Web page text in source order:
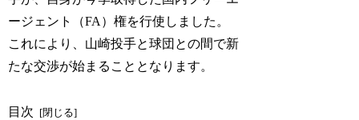
ージェント（FA）権を行使しました。
これにより、山崎投手と球団との間で新
たな交渉が始まることとなります。
目次